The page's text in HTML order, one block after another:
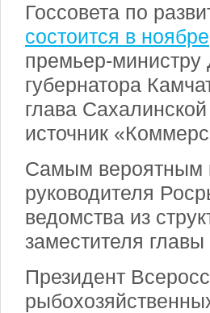
Госсовета по
состоится в ноябре
премьер-
губернатора
глава
источник
Самым вероятным
руководителя
ведомства из
заместителя
Президент